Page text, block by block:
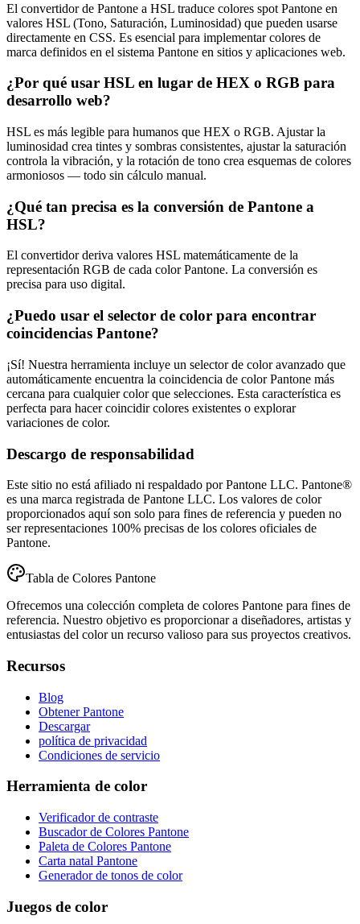
El convertidor de Pantone a HSL traduce colores spot Pantone en
valores HSL (Tono, Saturación, Luminosidad) que pueden usarse
directamente en CSS. Es esencial para implementar colores de
marca definidos en el sistema Pantone en sitios y aplicaciones web.
¿Por qué usar HSL en lugar de HEX o RGB para
desarrollo web?
HSL es más legible para humanos que HEX o RGB. Ajustar la
luminosidad crea tintes y sombras consistentes, ajustar la saturación
controla la vibración, y la rotación de tono crea esquemas de colores
armoniosos — todo sin cálculo manual.
¿Qué tan precisa es la conversión de Pantone a
HSL?
El convertidor deriva valores HSL matemáticamente de la
representación RGB de cada color Pantone. La conversión es
precisa para uso digital.
¿Puedo usar el selector de color para encontrar
coincidencias Pantone?
¡Sí! Nuestra herramienta incluye un selector de color avanzado que
automáticamente encuentra la coincidencia de color Pantone más
cercana para cualquier color que selecciones. Esta característica es
perfecta para hacer coincidir colores existentes o explorar
variaciones de color.
Descargo de responsabilidad
Este sitio no está afiliado ni respaldado por Pantone LLC. Pantone®
es una marca registrada de Pantone LLC. Los valores de color
proporcionados aquí son solo para fines de referencia y pueden no
ser representaciones 100% precisas de los colores oficiales de
Pantone.
Tabla de Colores Pantone
Ofrecemos una colección completa de colores Pantone para fines de
referencia. Nuestro objetivo es proporcionar a diseñadores, artistas y
entusiastas del color un recurso valioso para sus proyectos creativos.
Recursos
Blog
Obtener Pantone
Descargar
política de privacidad
Condiciones de servicio
Herramienta de color
Verificador de contraste
Buscador de Colores Pantone
Paleta de Colores Pantone
Carta natal Pantone
Generador de tonos de color
Juegos de color